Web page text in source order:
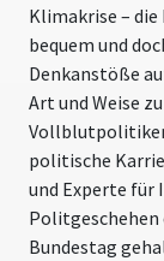
Klimakrise –
bequem und
Denkanstöße
Art und Weise
Vollblutpolitiker
politische
und Experte für
Bundestag